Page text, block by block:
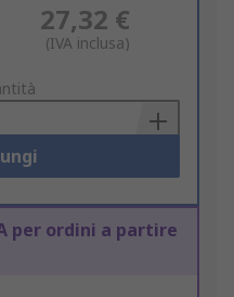
27,32 €
(IVA inclusa)
per ordini a partire